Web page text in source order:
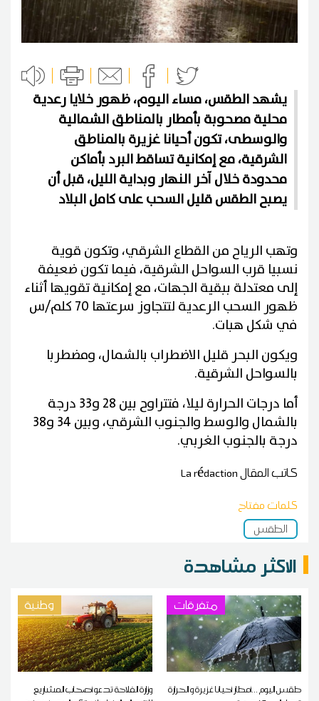
يشهد الطقس، مساء اليوم، ظهور خلايا رعدية
محلية مصحوبة بأمطار بالمناطق الشمالية
والوسطى، تكون أحيانا غزيرة بالمناطق
الشرقية، مع إمكانية تساقط البرد بأماكن
محدودة خلال آخر النهار وبداية الليل، قبل أن
يصبح الطقس قليل السحب على كامل البلاد
وتهب الرياح من القطاع الشرقي، وتكون قوية
نسبيا قرب السواحل الشرقية، فيما تكون ضعيفة
إلى معتدلة ببقية الجهات، مع إمكانية تقويها أثناء
ظهور السحب الرعدية لتتجاوز سرعتها 70 كلم/س
في شكل هبات.
ويكون البحر قليل الاضطراب بالشمال، ومضطربا
بالسواحل الشرقية.
أما درجات الحرارة ليلا، فتتراوح بين 28 و33 درجة
بالشمال والوسط والجنوب الشرقي، وبين 34 و38
درجة بالجنوب الغربي.
كاتب المقالLa rédaction
كلمات مفتاح
الطقس
الاكثر مشاهدة
متفرقات
طقس اليوم ...أمطار أحيانا غزيرة و الحرارة
وطنية
وزارة الفلاحة تدعو أصحاب المشاريع